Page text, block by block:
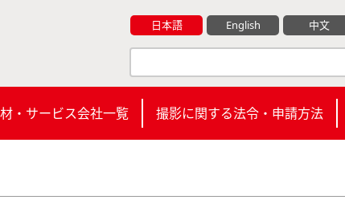
日本語 English 中文
・サービス会社一覧 撮影に関する法令・申請方法